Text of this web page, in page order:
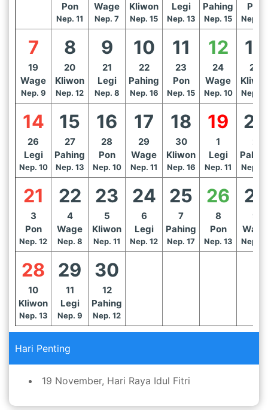
Pon
Nep. 11
Wage
Nep. 7
Kliwon
Nep. 15
Legi
Nep. 13
Pahing
Nep. 15
Pon
Nep.
7
19
Wage
Nep. 9
8
20
Kliwon
Nep. 12
9
21
Legi
Nep. 8
10
22
Pahing
Nep. 16
11
23
Pon
Nep. 15
12
24
Wage
Nep. 10
13
25
Nep.
14
26
Legi
Nep. 10
15
27
Pahing
Nep. 13
16
28
Pon
Nep. 10
17
29
Wage
Nep. 11
18
30
Kliwon
Nep. 16
19
1
Legi
Nep. 11
20
2
Nep.
21
3
Pon
Nep. 12
22
4
Wage
Nep. 8
23
5
Kliwon
Nep. 11
24
6
Legi
Nep. 12
25
7
Pahing
Nep. 17
26
8
Pon
Nep. 13
27
9
Wage
Nep.
28
10
Kliwon
Nep. 13
29
11
Legi
Nep. 9
30
12
Pahing
Nep. 12
Hari Penting
19 November, Hari Raya Idul Fitri